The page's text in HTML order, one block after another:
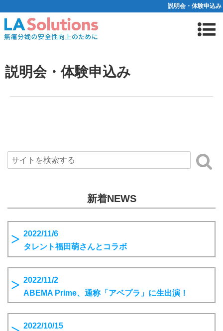
説明会・体験申込み
説明会・体験申込み
新着NEWS
2022/11/6
タレント福田萌さんとコラボ
2022/11/2
ABEMA Prime、通称「アベプラ」に生出演！
2022/10/15